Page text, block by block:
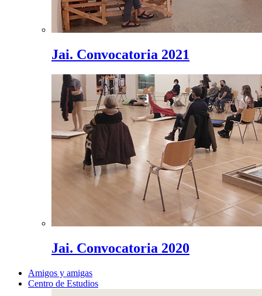
Jai. Convocatoria 2021
Jai. Convocatoria 2020
Amigos y amigas
Centro de Estudios